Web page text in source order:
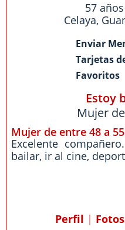
57
Celaya,
Enviar
Tarjetas
Favoritos
Estoy
Mujer
Mujer de entre 48 a 55
Excelente
bailar, ir al cine,
Perfil | Fotos